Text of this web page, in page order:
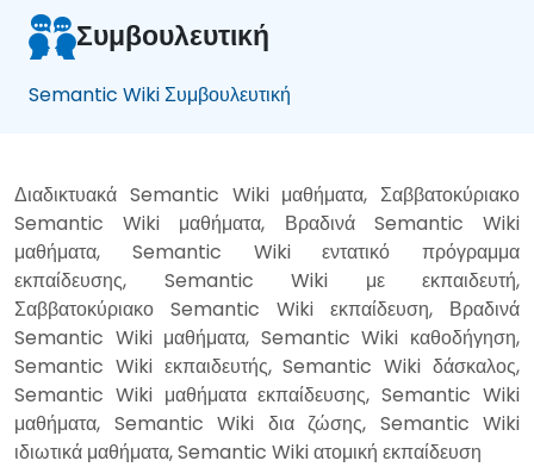
Συμβουλευτική
Semantic Wiki Συμβουλευτική
Διαδικτυακά Semantic Wiki μαθήματα, Σαββατοκύριακο
Semantic Wiki μαθήματα, Βραδινά Semantic Wiki
μαθήματα, Semantic Wiki εντατικό πρόγραμμα
εκπαίδευσης, Semantic Wiki με εκπαιδευτή,
Σαββατοκύριακο Semantic Wiki εκπαίδευση, Βραδινά
Semantic Wiki μαθήματα, Semantic Wiki καθοδήγηση,
Semantic Wiki εκπαιδευτής, Semantic Wiki δάσκαλος,
Semantic Wiki μαθήματα εκπαίδευσης, Semantic Wiki
μαθήματα, Semantic Wiki δια ζώσης, Semantic Wiki
ιδιωτικά μαθήματα, Semantic Wiki ατομική εκπαίδευση